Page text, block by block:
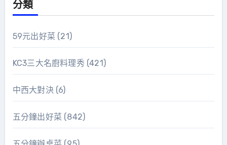
分類
59元出好菜 (21)
KC3三大名廚料理秀(421)
中西大對決(6)
五分鐘出好菜 (842)